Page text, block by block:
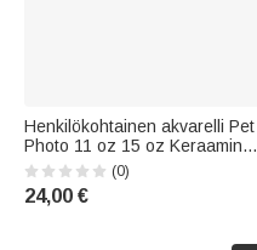
Henkilökohtainen akvarelli Pet
Photo 11 oz 15 oz Keraaminen
muki nimellä Päivittäinen käyttö
Syntymäpäivä
Lemmikkieläinjuhlat Lahja
(0)
24,00 €